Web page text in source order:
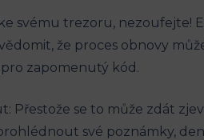
svému trezoru, nezoufejte!
že proces obnovy
zapomenutý kód.
Přestože se to může zdát
své poznámky,